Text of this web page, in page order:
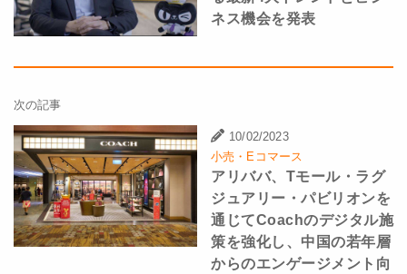
ネス機会を発表
次の記事
10/02/2023
小売・Eコマース
アリババ、Tモール・ラグ
ジュアリー・パビリオンを
通じてCoachのデジタル施
策を強化し、中国の若年層
からのエンゲージメント向